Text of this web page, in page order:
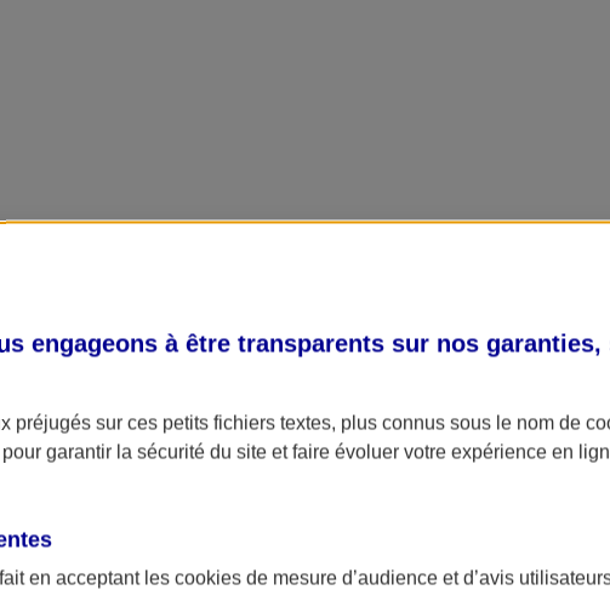
engageons à être transparents sur nos
préjugés sur ces petits fichiers textes, plus connus sous le nom de
garantir la sécurité du site et faire évoluer votre expérience en
en acceptant les cookies de mesure d’audience et d’avis